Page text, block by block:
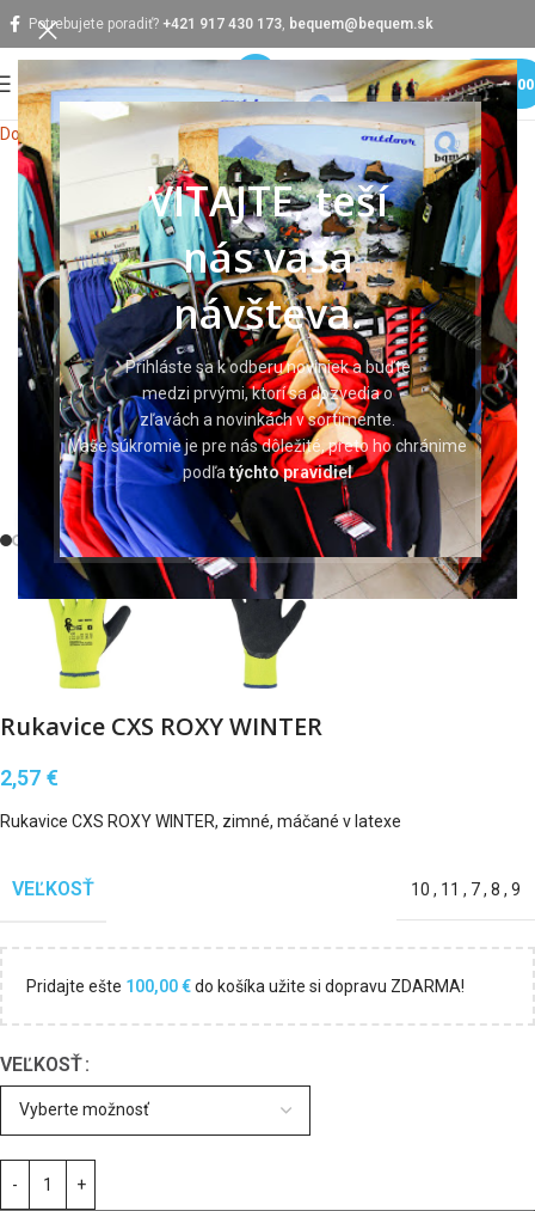
VITAJTE, teší
nás vaša
návšteva.
Prihláste sa k odberu noviniek a buďte
medzi prvými, ktorí sa dozvedia o
zľavách a novinkách v sortimente.
Vaše súkromie je pre nás dôležité, preto ho chránime
podľatýchto pravidiel
Potrebujete poradiť? +421 917 430 173, bequem@bequem.sk
MENU
Domov Pracovné rukavice
Klikni pre zväčšenie
Rukavice CXS ROXY WINTER
2,57 €
Rukavice CXS ROXY WINTER, zimné, máčané v latexe
VEĽKOSŤ 10 , 11 , 7, 8 , 9
Pridajte ešte 100,00€do košíka užite si dopravu ZDARMA!
VEĽKOSŤ